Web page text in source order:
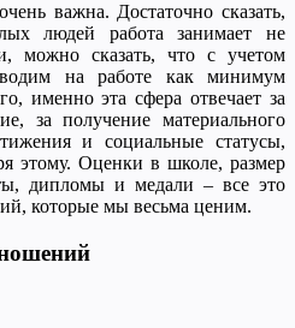
важна. Достаточно сказать,
людей работа занимает не
можно сказать, что с учетом
на работе как минимум
именно эта сфера отвечает за
за получение материального
и социальные статусы,
этому. Оценки в школе, размер
дипломы и медали – все это
которые мы весьма ценим.